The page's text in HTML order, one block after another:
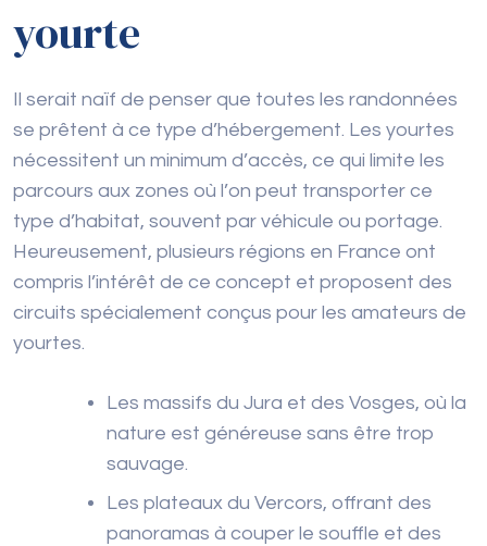
yourte
Il serait naïf de penser que toutes les randonnées
se prêtent à ce type d’hébergement. Les yourtes
nécessitent un minimum d’accès, ce qui limite les
parcours aux zones où l’on peut transporter ce
type d’habitat, souvent par véhicule ou portage.
Heureusement, plusieurs régions en France ont
compris l’intérêt de ce concept et proposent des
circuits spécialement conçus pour les amateurs de
yourtes.
Les massifs du Jura et des Vosges, où la
nature est généreuse sans être trop
sauvage.
Les plateaux du Vercors, offrant des
panoramas à couper le souffle et des